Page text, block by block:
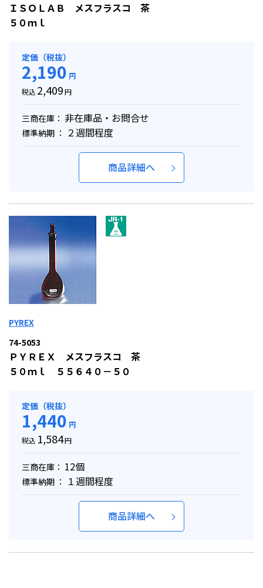
ＩＳＯＬＡＢ メスフラスコ 茶
５０ｍｌ
定価（税抜）
2,190 円
税込 2,409円
三商在庫： 非在庫品・お問合せ
標準納期 ： ２週間程度
商品詳細へ
PYREX
74-5053
ＰＹＲＥＸ メスフラスコ 茶
５０ｍｌ ５５６４０－５０
定価（税抜）
1,440 円
税込 1,584円
三商在庫： 12個
標準納期 ： １週間程度
商品詳細へ